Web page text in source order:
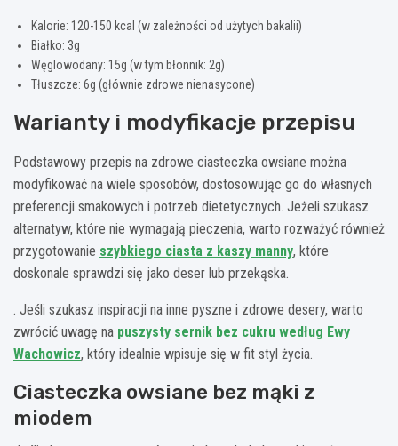
Kalorie: 120-150 kcal (w zależności od użytych bakalii)
Białko: 3g
Węglowodany: 15g (w tym błonnik: 2g)
Tłuszcze: 6g (głównie zdrowe nienasycone)
Warianty i modyfikacje przepisu
Podstawowy przepis na zdrowe ciasteczka owsiane można
modyfikować na wiele sposobów, dostosowując go do własnych
preferencji smakowych i potrzeb dietetycznych. Jeżeli szukasz
alternatyw, które nie wymagają pieczenia, warto rozważyć również
przygotowanie szybkiego ciasta z kaszy manny, które
doskonale sprawdzi się jako deser lub przekąska.
. Jeśli szukasz inspiracji na inne pyszne i zdrowe desery, warto
zwrócić uwagę na puszysty sernik bez cukru według Ewy
Wachowicz, który idealnie wpisuje się w fit styl życia.
Ciasteczka owsiane bez mąki z
miodem